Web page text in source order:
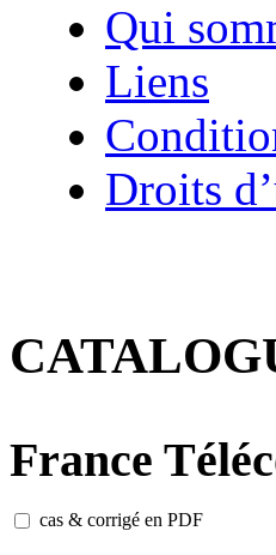
Qui
Liens
Droits
France
cas & corrigé en PDF